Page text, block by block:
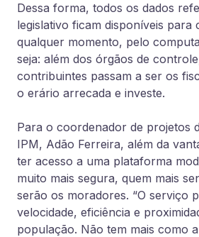
Dessa forma, todos os dados
legislativo ficam disponíveis para
qualquer momento, pelo
seja: além dos órgãos de
contribuintes passam a ser os
o erário arrecada e investe.
Para o coordenador de projetos
IPM, Adão Ferreira, além da
ter acesso a uma plataforma
muito mais segura, quem mais
serão os moradores. “O serviço
velocidade, eficiência e
população. Não tem mais como